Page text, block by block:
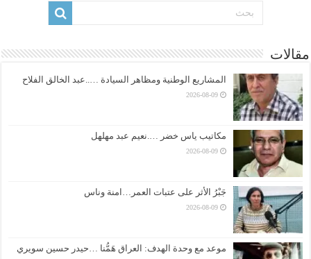
مقالات
المشاريع الوطنية ومظاهر السيادة …..عبد الخالق الفلاح
2026-08-09
مكاتيب ياس خضر ….نعيم عبد مهلهل
2026-08-09
جَبْرُ الأثر على عتبات العمر…امنة وناس
2026-08-09
موعد مع وحدة الهدف: العراق هَمُّنا …حيدر حسين سويري